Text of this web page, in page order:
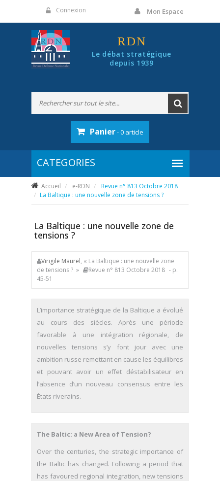
Connexion Mon Espace
RDN
Le débat stratégique
depuis 1939
Panier- 0 article
Accueil e-RDN
Revue n° 813 Octobre 2018
La Baltique : une nouvelle zone de tensions ?
La Baltique : une nouvelle zone de
tensions ?
Virigile Maurel, « La Baltique : une nouvelle zone
de tensions ? »
Revue n° 813 Octobre 2018 - p.
45-51
L’importance stratégique de la Baltique a évolué
au cours des siècles. Après une période
favorable à une intégration régionale, de
nouvelles tensions s’y font jour avec une
ambition russe remettant en cause les équilibres
et pouvant avoir un effet déstabilisateur en
l’absence d’un nouveau consensus entre les
États riverains.
The Baltic: a New Area of Tension?
Over the centuries, the strategic importance of
the Baltic has changed. Following a period that
has favoured regional integration, new tensions